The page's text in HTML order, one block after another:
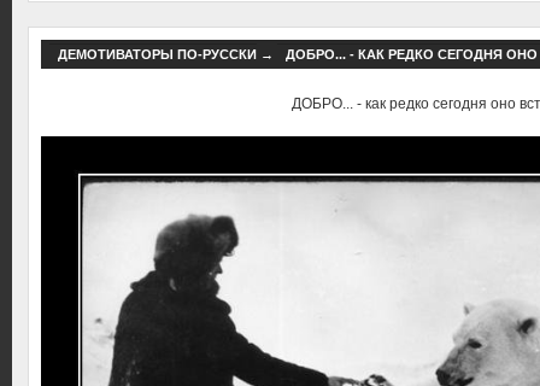
ДЕМОТИВАТОРЫ ПО-РУССКИ→ ДОБРО... - КАК РЕДКО СЕГОДНЯ ОНО
ДОБРО... - как редко сегодня оно